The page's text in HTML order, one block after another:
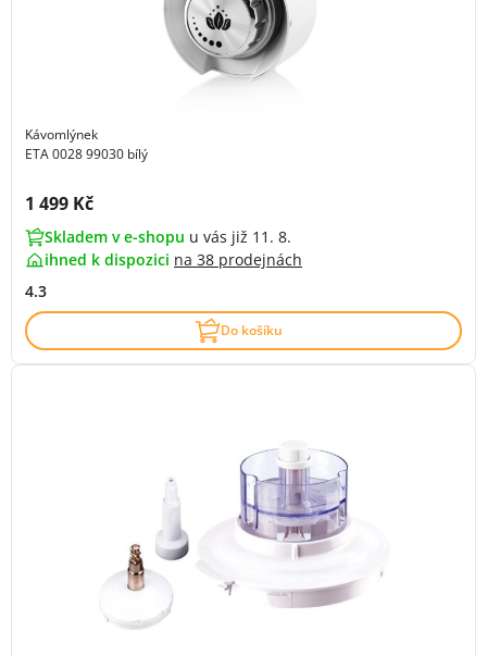
Kávomlýnek
ETA 0028 99030 bílý
Cena s DPH:
1 499 Kč
Skladem v e-shopu u vás již 11. 8.
ihned k dispozici na 38 prodejnách
4.3
Do košíku